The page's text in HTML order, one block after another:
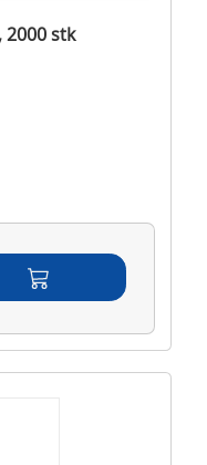
stk